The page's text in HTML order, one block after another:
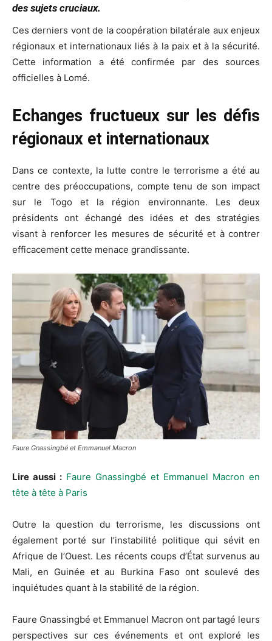
des sujets cruciaux.
Ces derniers vont de la coopération bilatérale aux enjeux
régionaux et internationaux liés à la paix et à la sécurité.
Cette information a été confirmée par des sources
officielles à Lomé.
Echanges fructueux sur les défis
régionaux et internationaux
Dans ce contexte, la lutte contre le terrorisme a été au
centre des préoccupations, compte tenu de son impact
sur le Togo et la région environnante. Les deux
présidents ont échangé des idées et des stratégies
visant à renforcer les mesures de sécurité et à contrer
efficacement cette menace grandissante.
Faure Gnassingbé et Emmanuel Macron
Lire aussi : Faure Gnassingbé et Emmanuel Macron en
tête à tête à Paris
Outre la question du terrorisme, les discussions ont
également porté sur l’instabilité politique qui sévit en
Afrique de l’Ouest. Les récents coups d’État survenus au
Mali, en Guinée et au Burkina Faso ont soulevé des
inquiétudes quant à la stabilité de la région.
Faure Gnassingbé et Emmanuel Macron ont partagé leurs
perspectives sur ces événements et ont exploré les